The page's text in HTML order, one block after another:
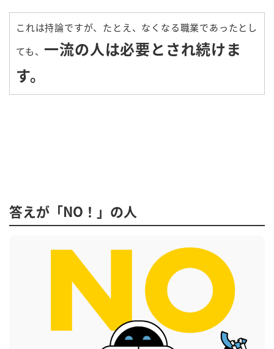
これは持論ですが、たとえ、なくなる職業であったとし
ても、 一流の人は必要とされ続けま
す。
答えが「NO！」の人